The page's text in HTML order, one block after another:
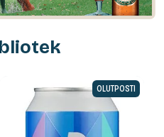
OLUTPOSTI